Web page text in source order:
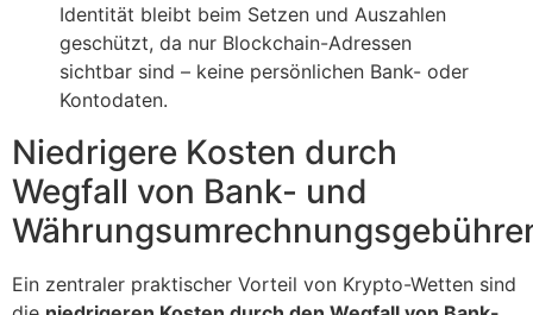
Identität bleibt beim Setzen und Auszahlen
geschützt, da nur Blockchain-Adressen
sichtbar sind – keine persönlichen Bank- oder
Kontodaten.
Niedrigere Kosten durch
Wegfall von Bank- und
Ein zentraler praktischer Vorteil von Krypto-Wetten sind